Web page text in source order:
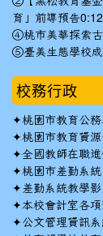
育」前導預告
④桃市美華探索
⑤臺美生態學校
校務行政
✦桃園市教育公
✦桃園市教育資
✦全國教師在職進
✦桃園市差勤系統
✦ 差勤系統教學影
✦本校會計室各
✦公文管理資訊